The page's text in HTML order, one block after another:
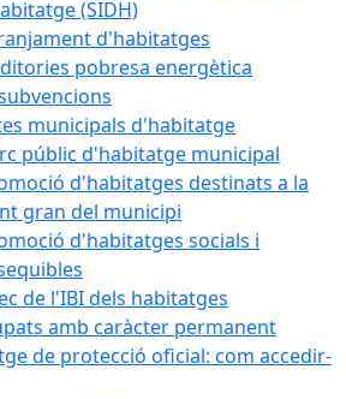
(SIDH)
d'habitatges
pobresa energètica
municipals d'habitatge
públic d'habitatge municipal
d'habitatges destinats a la
gran del municipi
d'habitatges socials i
de l'IBI dels habitatges
amb caràcter permanent
de protecció oficial: com accedir-